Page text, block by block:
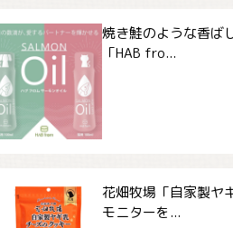
焼き鮭のような香ば
「HAB fro...
花畑牧場「自家製ヤ
モニターを...